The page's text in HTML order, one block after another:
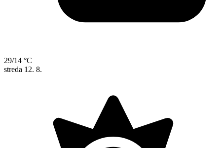
29/14 °C
streda 12. 8.